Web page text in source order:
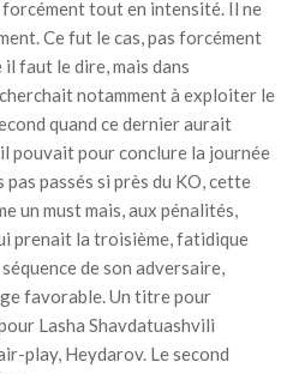
tout en intensité. Il ne
Ce fut le cas, pas forcément
faut le dire, mais dans
notamment à exploiter le
quand ce dernier aurait
pouvait pour conclure la journée
pas passés si près du KO, cette
un must mais, aux pénalités,
prenait la troisième, fatidique
de son adversaire,
favorable. Un titre pour
Lasha Shavdatuashvili
play, Heydarov. Le second